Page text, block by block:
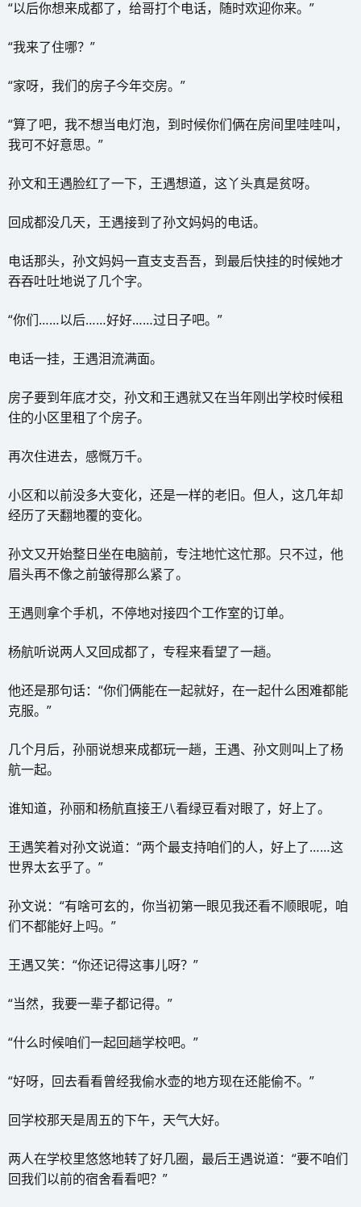
“以后你想来成都了，给哥打个电话，随时欢迎你来。”
“我来了住哪？”
“家呀，我们的房子今年交房。”
“算了吧，我不想当电灯泡，到时候你们俩在房间里哇哇叫，
我可不好意思。”
孙文和王遇脸红了一下，王遇想道，这丫头真是贫呀。
回成都没几天，王遇接到了孙文妈妈的电话。
电话那头，孙文妈妈一直支支吾吾，到最后快挂的时候她才
吞吞吐吐地说了几个字。
“你们……以后……好好……过日子吧。”
电话一挂，王遇泪流满面。
房子要到年底才交，孙文和王遇就又在当年刚出学校时候租
住的小区里租了个房子。
再次住进去，感慨万千。
小区和以前没多大变化，还是一样的老旧。但人，这几年却
经历了天翻地覆的变化。
孙文又开始整日坐在电脑前，专注地忙这忙那。只不过，他
眉头再不像之前皱得那么紧了。
王遇则拿个手机，不停地对接四个工作室的订单。
杨航听说两人又回成都了，专程来看望了一趟。
他还是那句话：“你们俩能在一起就好，在一起什么困难都能
克服。”
几个月后，孙丽说想来成都玩一趟，王遇、孙文则叫上了杨
航一起。
谁知道，孙丽和杨航直接王八看绿豆看对眼了，好上了。
王遇笑着对孙文说道：“两个最支持咱们的人，好上了……这
世界太玄乎了。”
孙文说：“有啥可玄的，你当初第一眼见我还看不顺眼呢，咱
们不都能好上吗。”
王遇又笑：“你还记得这事儿呀？”
“当然，我要一辈子都记得。”
“什么时候咱们一起回趟学校吧。”
“好呀，回去看看曾经我偷水壶的地方现在还能偷不。”
回学校那天是周五的下午，天气大好。
两人在学校里悠悠地转了好几圈，最后王遇说道：“要不咱们
回我们以前的宿舍看看吧？”